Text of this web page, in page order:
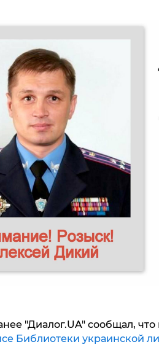
"Диалог.UA" сообщал, что
Библиотеки украинской